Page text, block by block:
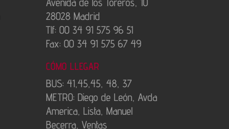
28028 Madrid
Tlf: 00 34 91 575 96 51
Fax: 00 34 91 575 67 49
CÓMO LLEGAR
BUS: 41,45,45, 48, 37
METRO: Diego de León, Avda
America, Lista, Manuel
Becerra, Ventas